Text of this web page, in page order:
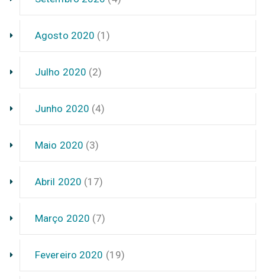
Agosto 2020 (1)
Julho 2020 (2)
Junho 2020 (4)
Maio 2020 (3)
Abril 2020 (17)
Março 2020 (7)
Fevereiro 2020 (19)